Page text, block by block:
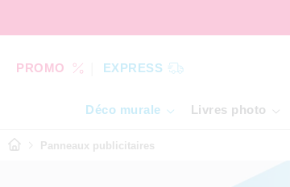
PROMO EXPRESS
Déco murale Livres photo
Panneaux publicitaires